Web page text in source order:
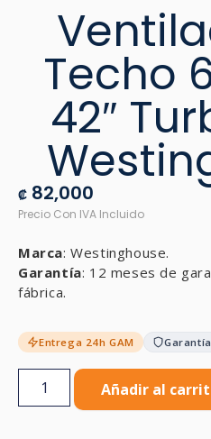
Techo
42″
₡ 82,000
Marca: Westinghouse.
Garantía: 12 meses de
fábrica.
Entrega 24h GAM
Añadir al